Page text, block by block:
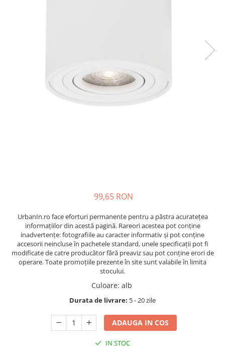
99,65 RON
UrbanIn.ro face eforturi permanente pentru a păstra acurateţea
informaţiilor din acestă pagină. Rareori acestea pot conţine
inadvertenţe: fotografiile au caracter informativ şi pot conţine
accesorii neincluse în pachetele standard, unele specificaţii pot fi
modificate de catre producător fără preaviz sau pot conţine erori de
operare. Toate promoţiile prezente în site sunt valabile în limita
stocului.
Culoare: alb
Durata de livrare: 5 - 20 zile
ADAUGA IN COS
IN STOC